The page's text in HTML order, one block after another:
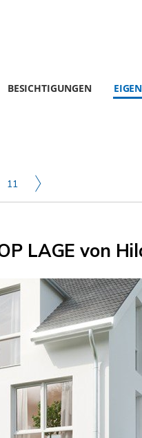
BESICHTIGUNGEN
11
LAGE von